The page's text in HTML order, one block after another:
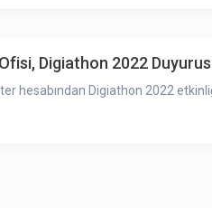
Digiathon 2022
hesabından Digiathon 2022